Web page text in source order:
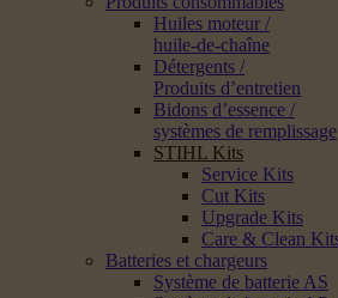
Huiles moteur /
huile-de-chaîne
Détergents /
Produits d’entretien
Bidons d’essence /
systèmes de remplissage
STIHL Kits
Service Kits
Cut Kits
Upgrade Kits
Care & Clean
Batteries et chargeurs
Système de batterie AS